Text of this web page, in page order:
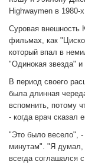
Highwaymen в 1980-
Суровая внешность
фильмах, как
который впал в
"Одинокая звезда"
В период своего
была длинная
вспомнить, потому
- когда врач сказал
"Это было весело",
минутам". "Я думал,
всегда соглашался